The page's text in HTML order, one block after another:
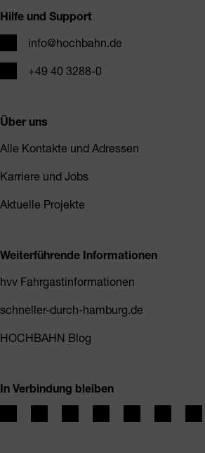
Hilfe und Support
E-Mailinfo@hochbahn.de
Telefon+49 40 3288-0
Über uns
Alle Kontakte und Adressen
Karriere und Jobs
Aktuelle Projekte
Weiterführende Informationen
hvv Fahrgastinformationen
schneller-durch-hamburg.de
HOCHBAHN Blog
In Verbindung bleiben